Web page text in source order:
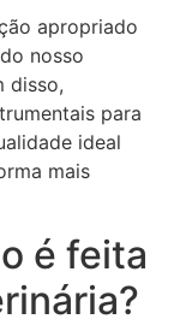
apropriado
nosso
disso,
para
ideal
mais
é feita